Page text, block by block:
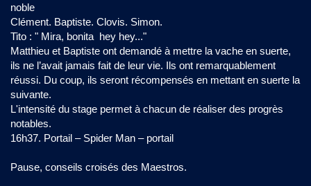
noble
Clément. Baptiste. Clovis. Simon.
Tito : " Mira, bonita hey hey..."
Matthieu et Baptiste ont demandé à mettre la vache en suerte,
ils ne l’avait jamais fait de leur vie. Ils ont remarquablement
réussi. Du coup, ils seront récompensés en mettant en suerte la
suivante.
L'intensité du stage permet à chacun de réaliser des progrès
notables.
16h37. Portail – Spider Man – portail
Pause, conseils croisés des Maestros.